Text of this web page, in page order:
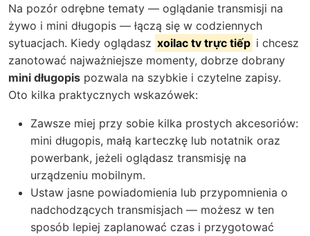
Na pozór odrębne tematy — oglądanie transmisji na
żywo i mini długopis — łączą się w codziennych
sytuacjach. Kiedy oglądasz xoilac tv trực tiếp i chcesz
zanotować najważniejsze momenty, dobrze dobrany
mini długopis pozwala na szybkie i czytelne zapisy.
Oto kilka praktycznych wskazówek:
Zawsze miej przy sobie kilka prostych akcesoriów:
mini długopis, małą karteczkę lub notatnik oraz
powerbank, jeżeli oglądasz transmisję na
urządzeniu mobilnym.
Ustaw jasne powiadomienia lub przypomnienia o
nadchodzących transmisjach — możesz w ten
sposób lepiej zaplanować czas i przygotować